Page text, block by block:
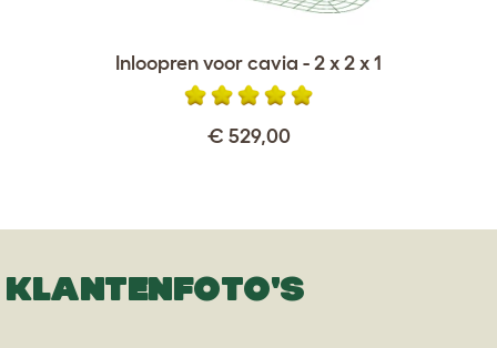
Inloopren voor cavia - 2 x 2 x 1
€ 529,00
KLANTENFOTO'S